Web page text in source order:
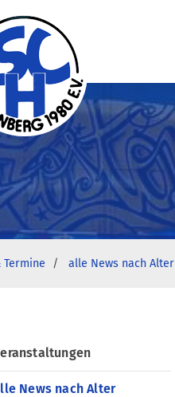
Termine alle News nach Alter
News nach Alter